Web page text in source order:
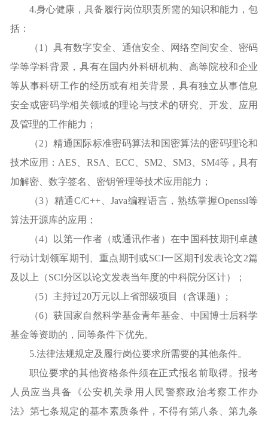
4.身心健康，具备履行岗位职责所需的知识和能力，包
括：
（1）具有数字安全、通信安全、网络空间安全、密码
学等学科背景，具有在国内外科研机构、高等院校和企业
等从事科研工作的经历或有相关背景，具有独立从事信息
安全或密码学相关领域的理论与技术的研究、开发、应用
及管理的工作能力；
（2）精通国际标准密码算法和国密算法的密码理论和
技术应用：AES、RSA、ECC、SM2、SM3、SM4等，具有
加解密、数字签名、密钥管理等技术应用能力；
（3）精通C/C++、Java编程语言，熟练掌握Openssl等
算法开源库的应用；
（4）以第一作者（或通讯作者）在中国科技期刊卓越
行动计划领军期刊、重点期刊或SCI一区期刊发表论文2篇
及以上（SCI分区以论文发表当年度的中科院分区计）；
（5）主持过20万元以上省部级项目（含课题）;
（6）获国家自然科学基金青年基金、中国博士后科学
基金等资助的，同等条件下优先。
5.法律法规规定及履行岗位要求所需要的其他条件。
职位要求的其他资格条件须在正式报名前取得。报考
人员应当具备《公安机关录用人民警察政治考察工作办
法》第七条规定的基本素质条件，不得有第八条、第九条